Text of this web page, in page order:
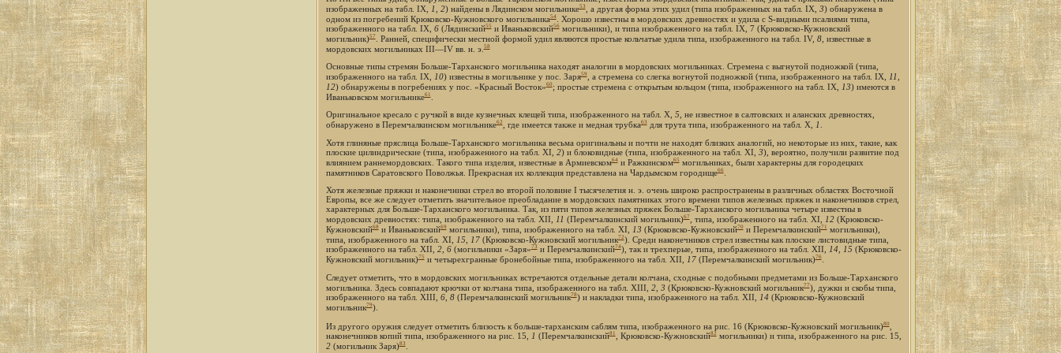
изображенных на табл. IX,
1 2) найдены в Лядинском могильнике53, а другая форма этих удил (типа изображенных на табл. IX, 3) обнаружена в
одном из погребений Крюковско-Кужновского могильника54. Хорошо известны в мордовских древностях и удила с S-видными псалиями типа,
изображенного на табл. IX, 6(Лядинский55и Иваньковский56могильники), и типа изображенного на табл. IX, 7 (Крюковско-Кужновский
могильник)57. Ранней, специфически местной формой удил являются простые кольчатые удила типа, изображенного на табл. IV, 8, известные в
мордовских могильниках III—IV вв. н. э.58
Основные типы стремян Больше-Тарханского могильника находят аналогии в мордовских могильниках. Стремена с выгнутой подножкой (типа,
изображенного на табл. IX,
10) известны в могильнике у пос. Заря59, а стремена со слегка вогнутой подножкой (типа, изображенного на табл. IX, 11
12) обнаружены в погребениях у пос. «Красный Восток»60; простые стремена с открытым кольцом (типа, изображенного на табл. IX, 13) имеются в
Иваньковском могильнике61 .
Оригинальное кресало с ручкой в виде кузнечных клещей типа, изображенного на табл. X, 5 , не известное в салтовских и аланских древностях,
обнаружено в Перемчалкинском могильнике62, где имеется также и медная трубка63для трута типа, изображенного на табл. X, 1
Хотя глиняные пряслица Больше-Тарханского могильника весьма оригинальны и почти не находят близких аналогий, но некоторые из них, такие, как
плоские цилиндрические (типа, изображенного на табл. XI, 2) и блоковидные (типа, изображенного на табл. XI, 3), вероятно, получили развитие под
влиянием раннемордовских. Такого типа изделия, известные в Армиевском64и Ражкинском65могильниках, были характерны для городецких
памятников Саратовского Поволжья. Прекрасная их коллекция представлена на Чардымском городище66.
Хотя железные пряжки и наконечники стрел во второй половине I тысячелетия н. э. очень широко распространены в различных областях Восточной
Европы, все же следует отметить значительное преобладание в мордовских памятниках этого времени типов железных пряжек и наконечников стрел,
характерных для Больше-Тарханского могильника. Так, из пяти типов железных пряжек Больше-Тарханского могильника четыре известны в
мордовских древностях: типа, изображенного на табл. XII,
11 (Перемчалкинский могильник)67, типа, изображенного на табл. XI, 12(Крюковско-
Кужновский68и Иваньковский69могильники), типа, изображенного на табл. XI, 13 (Крюковско-Кужновский70и Перемчалкинский71 могильники),
типа, изображенного на табл. XI,
15 17(Крюковско-Кужновский могильник72). Среди наконечников стрел известны как плоские листовидные типа,
изображенного на табл. XII, 2, 6(могильники «Заря»73и Перемчалкинский74), так и трехперые, типа, изображенного на табл. XII, 14 15 (Крюковско-
Кужновский могильник)75и четырехгранные бронебойные типа, изображенного на табл. XII, 17(Перемчалкинский могильник)76.
Следует отметить, что в мордовских могильниках встречаются отдельные детали колчана, сходные с подобными предметами из Больше-Тарханского
могильника. Здесь совпадают крючки от колчана типа, изображенного на табл. XIII,
2, 3 (Крюковско-Кужновский могильник77), дужки и скобы типа,
изображенного на табл. XIII, 6, 8(Перемчалкинский могильник78) и накладки типа, изображенного на табл. XII, 14 (Крюковско-Кужновский
могильник79).
Из другого оружия следует отметить близость к больше-тарханским саблям типа, изображенного на рис. 16 (Крюковско-Кужновский могильник)80,
наконечников копий типа, изображенного на рис. 15,
1 (Перемчалкинский81 , Крюковско-Кужновский82могильники) и типа, изображенного на рис. 15,
2(могильник Заря)83.